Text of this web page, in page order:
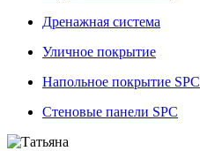
Дренажная система
Уличное покрытие
Напольное покрытие SPC
Стеновые панели SPC